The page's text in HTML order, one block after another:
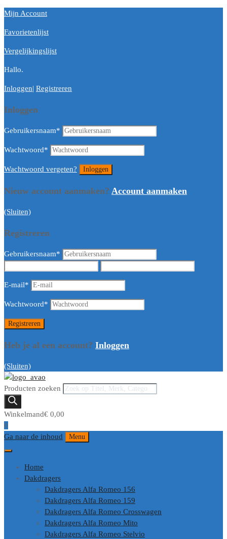
Mijn Account
Favorietenlijst
Vergelijkingslijst
Hallo.
Inloggen| Registreren
Inloggen
Gebruikersnaam*
Wachtwoord*
Wachtwoord vergeten?
Nieuw account aanmaken? Account aanmaken
(Sluiten)
Registreren
Gebruikersnaam*
E-mail*
Wachtwoord*
Heb je al een account? Inloggen
(Sluiten)
Producten zoeken
Winkelmand€ 0,00
0
Ga naar de inhoud
Menu
Home
Dakdragers
Dakdragers Alfa Romeo 156
Dakdragers Alfa Romeo 159
Dakdragers Alfa Romeo Crosswagen
Dakdragers Alfa Romeo Mito
Dakdragers Alfa Romeo Stelvio